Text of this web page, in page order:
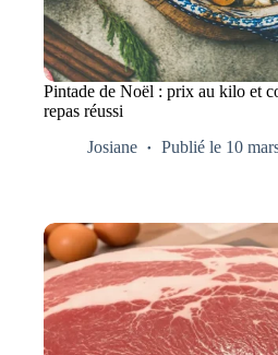
Pintade de Noël : prix au kilo et
repas réussi
Josiane
Publié le 10